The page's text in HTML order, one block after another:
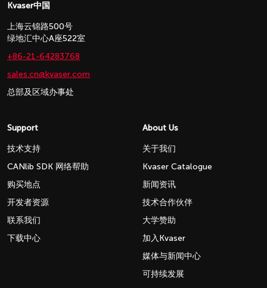
Kvaser中国
上海云锦路500号
绿地汇中心A座522室
+86-21-64283768
sales.cn@kvaser.com
总部及区域办事处
Support
技术支持
CANlib SDK 网络帮助
购买地点
开发者资源
联系我们
下载中心
About Us
关于我们
Kvaser Catalogue
新闻资讯
技术合作伙伴
大学赞助
加入Kvaser
媒体与新闻中心
可持续发展